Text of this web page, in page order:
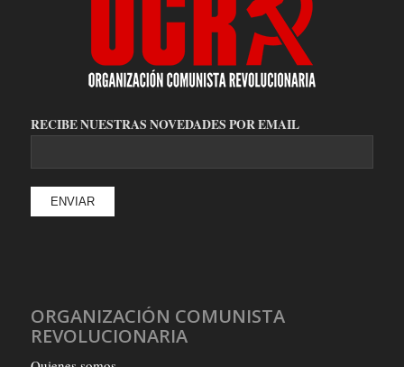
RECIBE NUESTRAS NOVEDADES POR EMAIL
ORGANIZACIÓN COMUNISTA
REVOLUCIONARIA